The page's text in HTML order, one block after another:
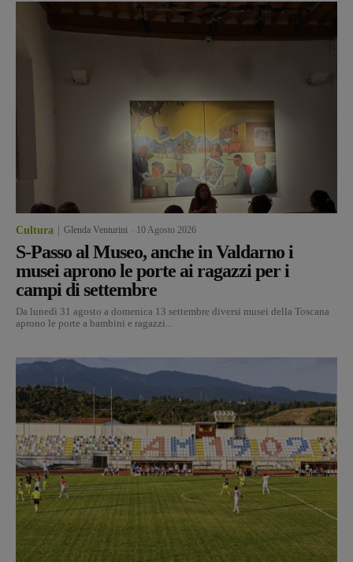
Cultura Glenda Venturini 10 Agosto 2026
S-Passo al Museo, anche in Valdarno i
musei aprono le porte ai ragazzi per i
campi di settembre
Da lunedì 31 agosto a domenica 13 settembre diversi musei della Toscana
aprono le porte a bambini e ragazzi...